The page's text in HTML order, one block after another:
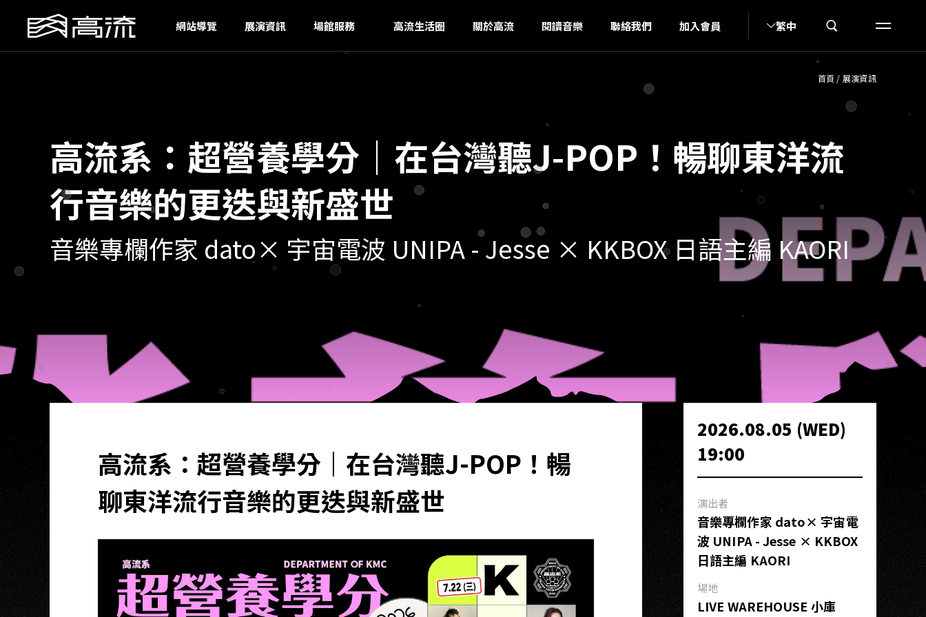
網站導覽 展演資訊 場館服務 高流生活圈 關於高流 閱讀音樂 聯絡我們 加入會員 繁中
首頁 / 展演資訊
高流系：超營養學分｜在台灣聽J-POP！暢聊東洋流
行音樂的更迭與新盛世
音樂專欄作家 dato× 宇宙電波 UNIPA - Jesse × KKBOX 日語主編 KAORI
高流系：超營養學分｜在台灣聽J-POP！暢
聊東洋流行音樂的更迭與新盛世
2026.08.05 (WED)
19:00
演出者
音樂專欄作家 dato× 宇宙電
波 UNIPA - Jesse × KKBOX
日語主編 KAORI
場地
LIVE WAREHOUSE 小庫